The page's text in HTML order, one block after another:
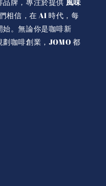
牌，專注於提供 風味
相信，在 AI 時代，每
。無論你是咖啡新
咖啡創業，JOMO 都